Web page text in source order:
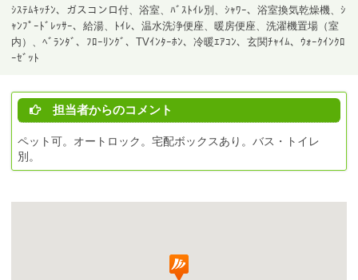
ｼｽﾃﾑｷｯﾁﾝ、ガスコンロ付、浴室、ﾊﾞｽﾄｲﾚ別、ｼｬﾜｰ、浴室換気乾燥機、ｼ
ｬﾝﾌﾟｰﾄﾞﾚｯｻｰ、給湯、ﾄｲﾚ、温水洗浄便座、暖房便座、洗濯機置場（室
内）、ﾍﾞﾗﾝﾀﾞ、ﾌﾛｰﾘﾝｸﾞ、TVｲﾝﾀｰﾎﾝ、冷暖ｴｱｺﾝ、玄関ﾁｬｲﾑ、ｳｫｰｸｲﾝｸﾛ
ｰｾﾞｯﾄ
担当者からのコメント
ペット可。オートロック。宅配ボックスあり。バス・トイレ
別。